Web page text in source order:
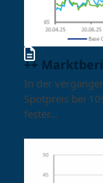
++
In der
Spotpreis bei
fester…